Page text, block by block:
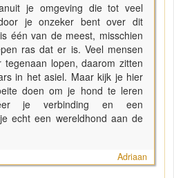
je omgeving die tot veel
je onzeker bent over dit
één van de meest, misschien
ras dat er is. Veel mensen
lopen, daarom zitten
in het asiel. Maar kijk je hier
doen om je hond te leren
je verbinding en een
echt een wereldhond aan de
Adriaan